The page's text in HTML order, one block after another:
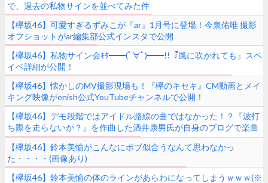
で、過去の私物サインを並べてみた件
【欅坂46】可愛すぎるずみこが『ar』1月号に登場！今泉佑唯 撮影
オフショットがar編集部公式インスタで公開
【欅坂46】私物サイン会ｷﾀ━━(ﾟ∀ﾟ)━━!!『風に吹かれても』スペ
イベ詳細が公開！
【欅坂46】懐かしのMV撮影現場も！『欅のキセキ』CM動画とメイ
キング映像がenish公式YouTubeチャンネルで公開！
【欅坂46】デモ段階ではアイドル路線の曲ではなかった！？『波打
ち際を走らないか？』を作曲した酒井康男氏が自身のブログで楽曲
制作の裏側を明かす
【欅坂46】鈴本美愉がこんなにボブ似合うなんて思わなかっ
た・・・・(画像あり)
【欅坂46】鈴本美愉の体のラインがあらわになってしまうｗｗｗ(※